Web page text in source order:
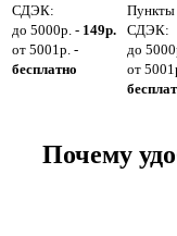
СДЭК:
до 5000р. - 149р.
от 5001р. -
бесплатно
Пункты
СДЭК:
до
от
Почему